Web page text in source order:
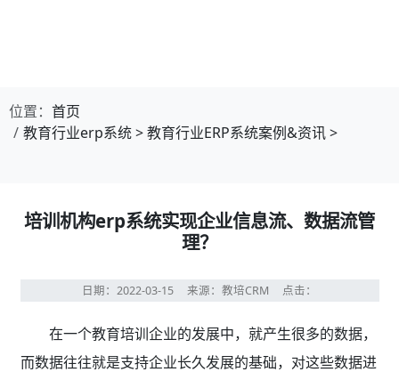
位置： 首页
教育行业erp系统>教育行业ERP系统案例&资讯>
培训机构erp系统实现企业信息流、数据流管
理？
日期：2022-03-15 来源：教培CRM 点击：
在一个教育培训企业的发展中，就产生很多的数据，
而数据往往就是支持企业长久发展的基础，对这些数据进